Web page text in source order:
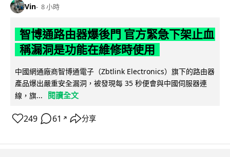
Vin 8 小時
智博通路由器爆後門 官方緊急下架止血
稱漏洞是功能在維修時使用
中國網通廠商智博通電子（Zbtlink Electronics）旗下的路由器
產品爆出嚴重安全漏洞，被發現每 35 秒便會與中國伺服器連
線，旗...
閱讀全文
249 61 ↗ 分享